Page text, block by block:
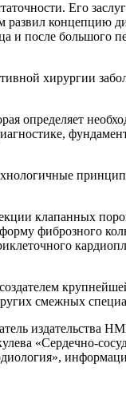
Его
концепцию
и после большого
хирургии
определяет
клапанных
фиброзного
смежных
«Сердечно-